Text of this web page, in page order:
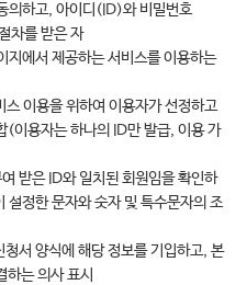
실
식
질문
리
의하고, 아이디(ID)와 비밀번호
차를 받은 자
지에서 제공하는 서비스를 이용하는
이용을 위하여 이용자가 선정하고
(이용자는 하나의 ID만 발급, 이용 가
받은 ID와 일치된 회원임을 확인하
설정한 문자와 숫자 및 특수문자의 조
서 양식에 해당 정보를 기입하고, 본
는 의사 표시